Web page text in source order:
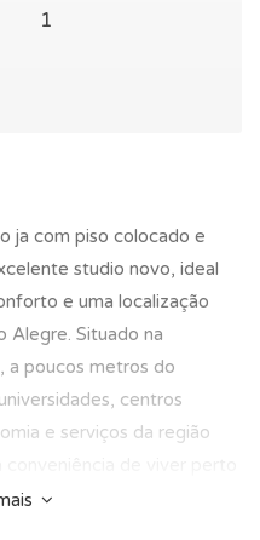
1
ja com piso colocado e
studio novo, ideal
e uma localização
Alegre. Situado na
a poucos metros do
centros
e serviços da região
funcional, ja vem com piso